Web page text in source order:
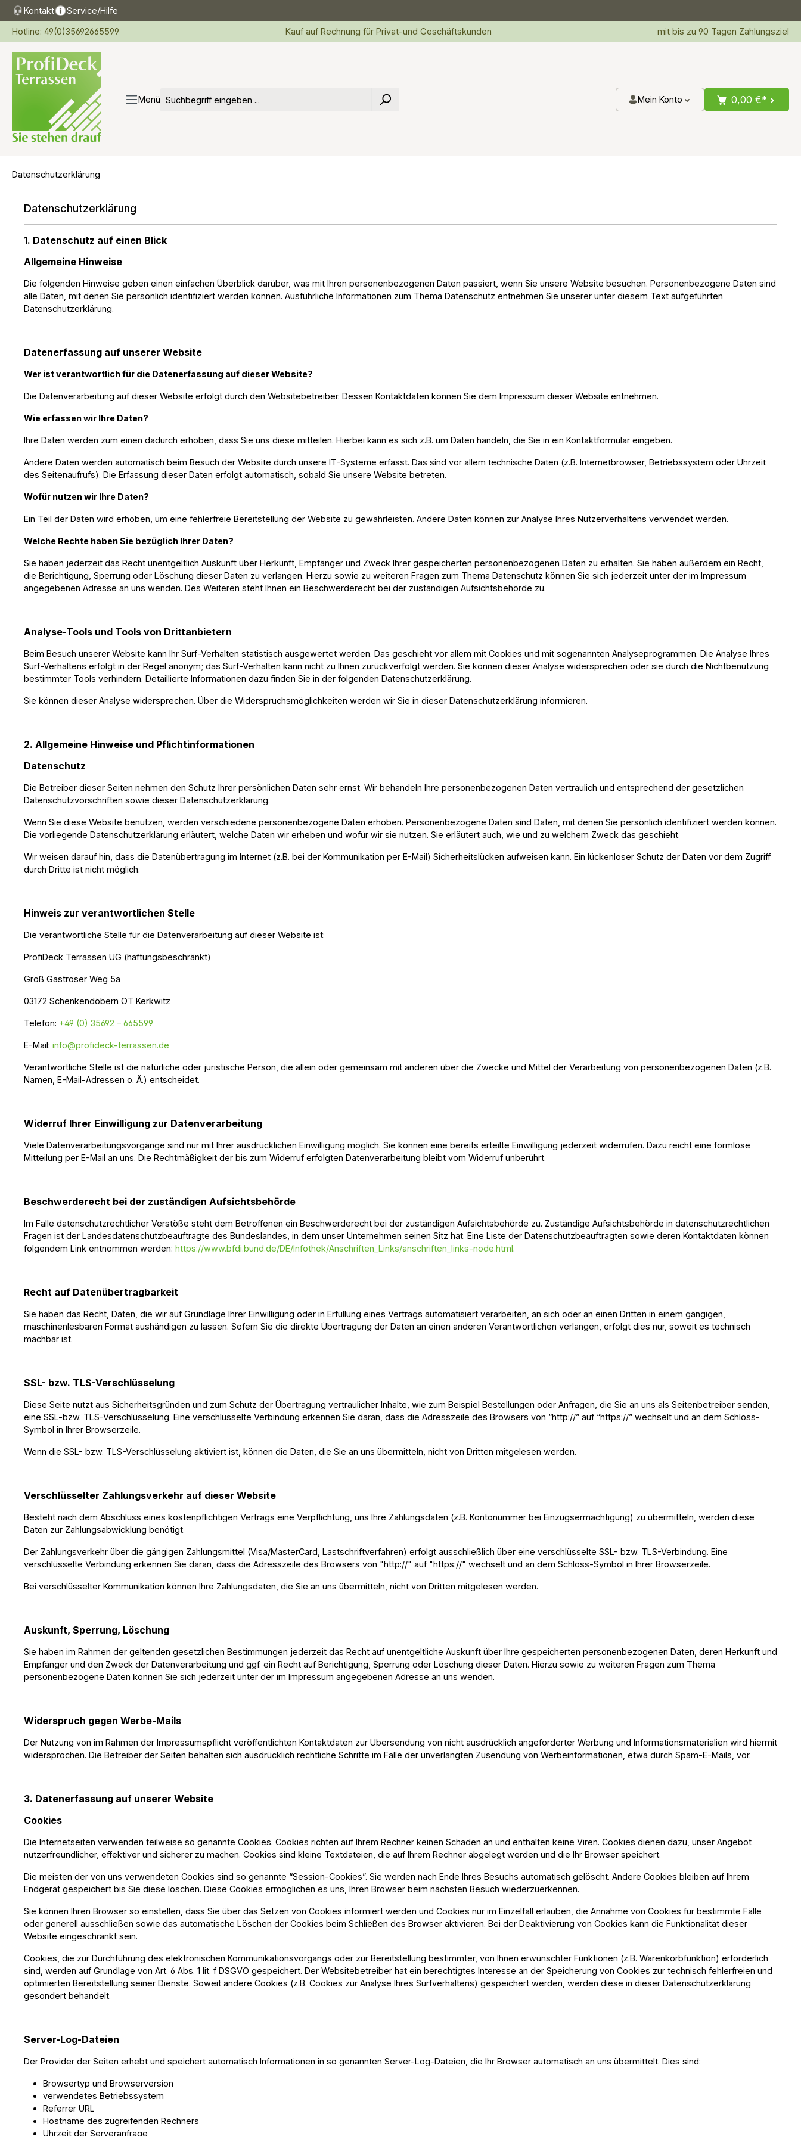
Zur Hauptnavigation springen
Kontakt Service/Hilfe
Hotline: 49(0)35692665599 Kauf auf Rechnung für Privat-und Geschäftskunden mit bis zu 90 Tagen Zahlungsziel
Menü Mein Konto 0,00 €*
Datenschutzerklärung
Datenschutzerklärung
1. Datenschutz auf einen Blick
Allgemeine Hinweise
Die folgenden Hinweise geben einen einfachen Überblick darüber, was mit Ihren personenbezogenen Daten passiert, wenn Sie unsere Website besuchen. Personenbezogene Daten sind
alle Daten, mit denen Sie persönlich identifiziert werden können. Ausführliche Informationen zum Thema Datenschutz entnehmen Sie unserer unter diesem Text aufgeführten
Datenschutzerklärung.
Datenerfassung auf unserer Website
Wer ist verantwortlich für die Datenerfassung auf dieser Website?
Die Datenverarbeitung auf dieser Website erfolgt durch den Websitebetreiber. Dessen Kontaktdaten können Sie dem Impressum dieser Website entnehmen.
Wie erfassen wir Ihre Daten?
Ihre Daten werden zum einen dadurch erhoben, dass Sie uns diese mitteilen. Hierbei kann es sich z.B. um Daten handeln, die Sie in ein Kontaktformular eingeben.
Andere Daten werden automatisch beim Besuch der Website durch unsere IT-Systeme erfasst. Das sind vor allem technische Daten (z.B. Internetbrowser, Betriebssystem oder Uhrzeit
des Seitenaufrufs). Die Erfassung dieser Daten erfolgt automatisch, sobald Sie unsere Website betreten.
Wofür nutzen wir Ihre Daten?
Ein Teil der Daten wird erhoben, um eine fehlerfreie Bereitstellung der Website zu gewährleisten. Andere Daten können zur Analyse Ihres Nutzerverhaltens verwendet werden.
Welche Rechte haben Sie bezüglich Ihrer Daten?
Sie haben jederzeit das Recht unentgeltlich Auskunft über Herkunft, Empfänger und Zweck Ihrer gespeicherten personenbezogenen Daten zu erhalten. Sie haben außerdem ein Recht,
die Berichtigung, Sperrung oder Löschung dieser Daten zu verlangen. Hierzu sowie zu weiteren Fragen zum Thema Datenschutz können Sie sich jederzeit unter der im Impressum
angegebenen Adresse an uns wenden. Des Weiteren steht Ihnen ein Beschwerderecht bei der zuständigen Aufsichtsbehörde zu.
Analyse-Tools und Tools von Drittanbietern
Beim Besuch unserer Website kann Ihr Surf-Verhalten statistisch ausgewertet werden. Das geschieht vor allem mit Cookies und mit sogenannten Analyseprogrammen. Die Analyse Ihres
Surf-Verhaltens erfolgt in der Regel anonym; das Surf-Verhalten kann nicht zu Ihnen zurückverfolgt werden. Sie können dieser Analyse widersprechen oder sie durch die Nichtbenutzung
bestimmter Tools verhindern. Detaillierte Informationen dazu finden Sie in der folgenden Datenschutzerklärung.
Sie können dieser Analyse widersprechen. Über die Widerspruchsmöglichkeiten werden wir Sie in dieser Datenschutzerklärung informieren.
2. Allgemeine Hinweise und Pflichtinformationen
Datenschutz
Die Betreiber dieser Seiten nehmen den Schutz Ihrer persönlichen Daten sehr ernst. Wir behandeln Ihre personenbezogenen Daten vertraulich und entsprechend der gesetzlichen
Datenschutzvorschriften sowie dieser Datenschutzerklärung.
Wenn Sie diese Website benutzen, werden verschiedene personenbezogene Daten erhoben. Personenbezogene Daten sind Daten, mit denen Sie persönlich identifiziert werden können.
Die vorliegende Datenschutzerklärung erläutert, welche Daten wir erheben und wofür wir sie nutzen. Sie erläutert auch, wie und zu welchem Zweck das geschieht.
Wir weisen darauf hin, dass die Datenübertragung im Internet (z.B. bei der Kommunikation per E-Mail) Sicherheitslücken aufweisen kann. Ein lückenloser Schutz der Daten vor dem Zugriff
durch Dritte ist nicht möglich.
Hinweis zur verantwortlichen Stelle
Die verantwortliche Stelle für die Datenverarbeitung auf dieser Website ist:
ProfiDeck Terrassen UG (haftungsbeschränkt)
Groß Gastroser Weg 5a
03172 Schenkendöbern OT Kerkwitz
Telefon: +49 (0) 35692 – 665599
E-Mail: info@profideck-terrassen.de
Verantwortliche Stelle ist die natürliche oder juristische Person, die allein oder gemeinsam mit anderen über die Zwecke und Mittel der Verarbeitung von personenbezogenen Daten (z.B.
Namen, E-Mail-Adressen o. Ä.) entscheidet.
Widerruf Ihrer Einwilligung zur Datenverarbeitung
Viele Datenverarbeitungsvorgänge sind nur mit Ihrer ausdrücklichen Einwilligung möglich. Sie können eine bereits erteilte Einwilligung jederzeit widerrufen. Dazu reicht eine formlose
Mitteilung per E-Mail an uns. Die Rechtmäßigkeit der bis zum Widerruf erfolgten Datenverarbeitung bleibt vom Widerruf unberührt.
Beschwerderecht bei der zuständigen Aufsichtsbehörde
Im Falle datenschutzrechtlicher Verstöße steht dem Betroffenen ein Beschwerderecht bei der zuständigen Aufsichtsbehörde zu. Zuständige Aufsichtsbehörde in datenschutzrechtlichen
Fragen ist der Landesdatenschutzbeauftragte des Bundeslandes, in dem unser Unternehmen seinen Sitz hat. Eine Liste der Datenschutzbeauftragten sowie deren Kontaktdaten können
folgendem Link entnommen werden: https://www.bfdi.bund.de/DE/Infothek/Anschriften_Links/anschriften_links-node.html.
Recht auf Datenübertragbarkeit
Sie haben das Recht, Daten, die wir auf Grundlage Ihrer Einwilligung oder in Erfüllung eines Vertrags automatisiert verarbeiten, an sich oder an einen Dritten in einem gängigen,
maschinenlesbaren Format aushändigen zu lassen. Sofern Sie die direkte Übertragung der Daten an einen anderen Verantwortlichen verlangen, erfolgt dies nur, soweit es technisch
machbar ist.
SSL- bzw. TLS-Verschlüsselung
Diese Seite nutzt aus Sicherheitsgründen und zum Schutz der Übertragung vertraulicher Inhalte, wie zum Beispiel Bestellungen oder Anfragen, die Sie an uns als Seitenbetreiber senden,
eine SSL-bzw. TLS-Verschlüsselung. Eine verschlüsselte Verbindung erkennen Sie daran, dass die Adresszeile des Browsers von “http://” auf “https://” wechselt und an dem Schloss-
Symbol in Ihrer Browserzeile.
Wenn die SSL- bzw. TLS-Verschlüsselung aktiviert ist, können die Daten, die Sie an uns übermitteln, nicht von Dritten mitgelesen werden.
Verschlüsselter Zahlungsverkehr auf dieser Website
Besteht nach dem Abschluss eines kostenpflichtigen Vertrags eine Verpflichtung, uns Ihre Zahlungsdaten (z.B. Kontonummer bei Einzugsermächtigung) zu übermitteln, werden diese
Daten zur Zahlungsabwicklung benötigt.
Der Zahlungsverkehr über die gängigen Zahlungsmittel (Visa/MasterCard, Lastschriftverfahren) erfolgt ausschließlich über eine verschlüsselte SSL- bzw. TLS-Verbindung. Eine
verschlüsselte Verbindung erkennen Sie daran, dass die Adresszeile des Browsers von "http://" auf "https://" wechselt und an dem Schloss-Symbol in Ihrer Browserzeile.
Bei verschlüsselter Kommunikation können Ihre Zahlungsdaten, die Sie an uns übermitteln, nicht von Dritten mitgelesen werden.
Auskunft, Sperrung, Löschung
Sie haben im Rahmen der geltenden gesetzlichen Bestimmungen jederzeit das Recht auf unentgeltliche Auskunft über Ihre gespeicherten personenbezogenen Daten, deren Herkunft und
Empfänger und den Zweck der Datenverarbeitung und ggf. ein Recht auf Berichtigung, Sperrung oder Löschung dieser Daten. Hierzu sowie zu weiteren Fragen zum Thema
personenbezogene Daten können Sie sich jederzeit unter der im Impressum angegebenen Adresse an uns wenden.
Widerspruch gegen Werbe-Mails
Der Nutzung von im Rahmen der Impressumspflicht veröffentlichten Kontaktdaten zur Übersendung von nicht ausdrücklich angeforderter Werbung und Informationsmaterialien wird hiermit
widersprochen. Die Betreiber der Seiten behalten sich ausdrücklich rechtliche Schritte im Falle der unverlangten Zusendung von Werbeinformationen, etwa durch Spam-E-Mails, vor.
3. Datenerfassung auf unserer Website
Cookies
Die Internetseiten verwenden teilweise so genannte Cookies. Cookies richten auf Ihrem Rechner keinen Schaden an und enthalten keine Viren. Cookies dienen dazu, unser Angebot
nutzerfreundlicher, effektiver und sicherer zu machen. Cookies sind kleine Textdateien, die auf Ihrem Rechner abgelegt werden und die Ihr Browser speichert.
Die meisten der von uns verwendeten Cookies sind so genannte “Session-Cookies”. Sie werden nach Ende Ihres Besuchs automatisch gelöscht. Andere Cookies bleiben auf Ihrem
Endgerät gespeichert bis Sie diese löschen. Diese Cookies ermöglichen es uns, Ihren Browser beim nächsten Besuch wiederzuerkennen.
Sie können Ihren Browser so einstellen, dass Sie über das Setzen von Cookies informiert werden und Cookies nur im Einzelfall erlauben, die Annahme von Cookies für bestimmte Fälle
oder generell ausschließen sowie das automatische Löschen der Cookies beim Schließen des Browser aktivieren. Bei der Deaktivierung von Cookies kann die Funktionalität dieser
Website eingeschränkt sein.
Cookies, die zur Durchführung des elektronischen Kommunikationsvorgangs oder zur Bereitstellung bestimmter, von Ihnen erwünschter Funktionen (z.B. Warenkorbfunktion) erforderlich
sind, werden auf Grundlage von Art. 6 Abs. 1 lit. f DSGVO gespeichert. Der Websitebetreiber hat ein berechtigtes Interesse an der Speicherung von Cookies zur technisch fehlerfreien und
optimierten Bereitstellung seiner Dienste. Soweit andere Cookies (z.B. Cookies zur Analyse Ihres Surfverhaltens) gespeichert werden, werden diese in dieser Datenschutzerklärung
gesondert behandelt.
Server-Log-Dateien
Der Provider der Seiten erhebt und speichert automatisch Informationen in so genannten Server-Log-Dateien, die Ihr Browser automatisch an uns übermittelt. Dies sind:
Browsertyp und Browserversion
verwendetes Betriebssystem
Referrer URL
Hostname des zugreifenden Rechners
Uhrzeit der Serveranfrage